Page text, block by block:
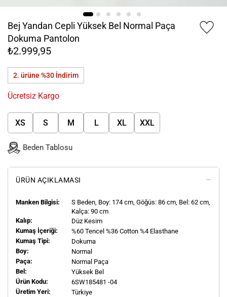
Bej Yandan Cepli Yüksek Bel Normal Paça
Dokuma Pantolon
₺2.999,95
2. ürüne %30 İndirim
Ücretsiz Kargo
XS S M L XL XXL
Beden Tablosu
ÜRÜN AÇIKLAMASI
Manken Bilgisi: S Beden, Boy: 174 cm, Göğüs: 86 cm, Bel: 62 cm,
Kalça: 90 cm
Kalıp:
Düz Kesim
Kumaş İçeriği:
%60 Tencel %36 Cotton %4 Elasthane
Kumaş Tipi:
Dokuma
Boy:
Normal
Paça:
Normal Paça
Bel:
Yüksek Bel
Ürün Kodu:
6SW185481 -04
Üretim Yeri:
Türkiye